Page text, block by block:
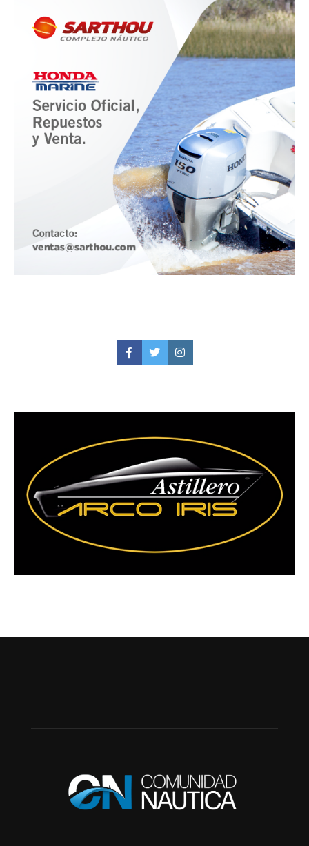
FacebookTwitterInstagram